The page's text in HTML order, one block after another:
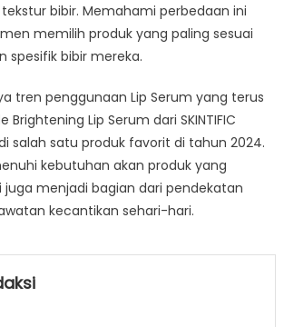
bibir. Memahami perbedaan ini
memilih produk yang paling sesuai
spesifik bibir mereka.
tren penggunaan Lip Serum yang terus
Lip Serum dari SKINTIFIC
salah satu produk favorit di tahun 2024.
kebutuhan akan produk yang
menjadi bagian dari pendekatan
kecantikan sehari-hari.